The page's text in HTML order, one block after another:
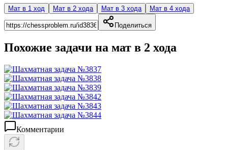
Мат в 1 ход Мат в 2 хода Мат в 3 хода Мат в 4 хода
Поделиться
Похожие задачи на мат в 2 хода
Комментарии